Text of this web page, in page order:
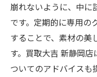
崩れないように、中に
です。定期的に専用の
することで、素材の美
す。買取大吉 新静岡
ついてのアドバイスも